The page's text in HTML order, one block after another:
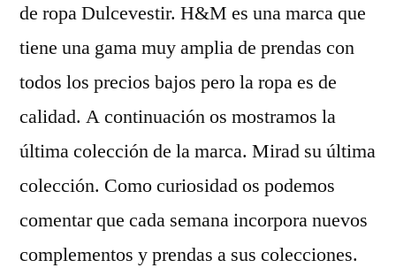
de ropa Dulcevestir. H&M es una marca que
tiene una gama muy amplia de prendas con
todos los precios bajos pero la ropa es de
calidad. A continuación os mostramos la
última colección de la marca. Mirad su última
colección. Como curiosidad os podemos
comentar que cada semana incorpora nuevos
complementos y prendas a sus colecciones.